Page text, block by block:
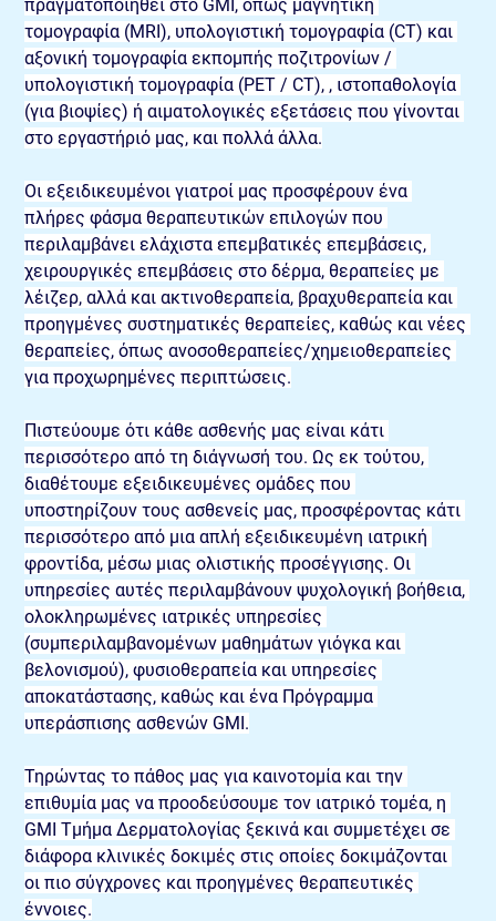
πραγματοποιηθεί στο GMI, όπως μαγνητική
τομογραφία (MRI), υπολογιστική τομογραφία (CT) και
αξονική τομογραφία εκπομπής ποζιτρονίων /
υπολογιστική τομογραφία (PET / CT), , ιστοπαθολογία
(για βιοψίες) ή αιματολογικές εξετάσεις που γίνονται
στο εργαστήριό μας, και πολλά άλλα.
Οι εξειδικευμένοι γιατροί μας προσφέρουν ένα
πλήρες φάσμα θεραπευτικών επιλογών που
περιλαμβάνει ελάχιστα επεμβατικές επεμβάσεις,
χειρουργικές επεμβάσεις στο δέρμα, θεραπείες με
λέιζερ, αλλά και ακτινοθεραπεία, βραχυθεραπεία και
προηγμένες συστηματικές θεραπείες, καθώς και νέες
θεραπείες, όπως ανοσοθεραπείες/χημειοθεραπείες
για προχωρημένες περιπτώσεις.
Πιστεύουμε ότι κάθε ασθενής μας είναι κάτι
περισσότερο από τη διάγνωσή του. Ως εκ τούτου,
διαθέτουμε εξειδικευμένες ομάδες που
υποστηρίζουν τους ασθενείς μας, προσφέροντας κάτι
περισσότερο από μια απλή εξειδικευμένη ιατρική
φροντίδα, μέσω μιας ολιστικής προσέγγισης. Οι
υπηρεσίες αυτές περιλαμβάνουν ψυχολογική βοήθεια,
ολοκληρωμένες ιατρικές υπηρεσίες
(συμπεριλαμβανομένων μαθημάτων γιόγκα και
βελονισμού), φυσιοθεραπεία και υπηρεσίες
αποκατάστασης, καθώς και ένα Πρόγραμμα
υπεράσπισης ασθενών GMI.
Τηρώντας το πάθος μας για καινοτομία και την
επιθυμία μας να προοδεύσουμε τον ιατρικό τομέα, η
GMI Τμήμα Δερματολογίας ξεκινά και συμμετέχει σε
διάφορα κλινικές δοκιμές στις οποίες δοκιμάζονται
οι πιο σύγχρονες και προηγμένες θεραπευτικές
έννοιες.